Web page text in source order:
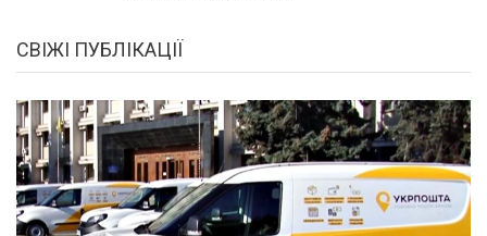
СВІЖІ ПУБЛІКАЦІЇ